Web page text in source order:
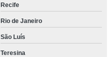
Recife
Rio de Janeiro
São Luís
Teresina